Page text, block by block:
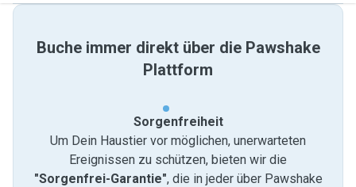
Buche immer direkt über die Pawshake
Plattform
Sorgenfreiheit
Um Dein Haustier vor möglichen, unerwarteten
Ereignissen zu schützen, bieten wir die
"Sorgenfrei-Garantie", die in jeder über Pawshake